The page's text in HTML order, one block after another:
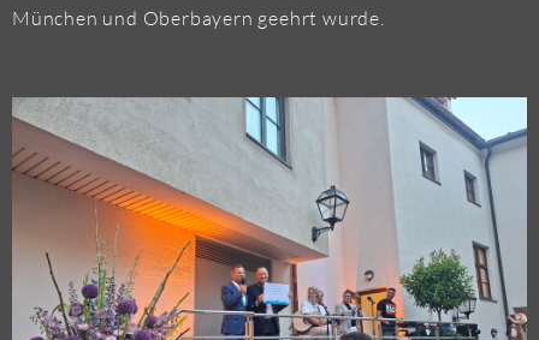
Mün­chen und Ober­bay­ern ge­ehrt wurde.